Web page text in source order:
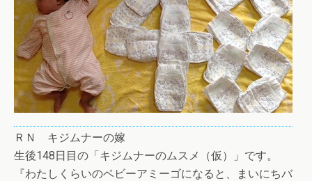
ＲＮ キジムナーの嫁
生後148日目の「キジムナーのムスメ（仮）」です。
『わたしくらいのベビーアミーゴになると、まいにちバ